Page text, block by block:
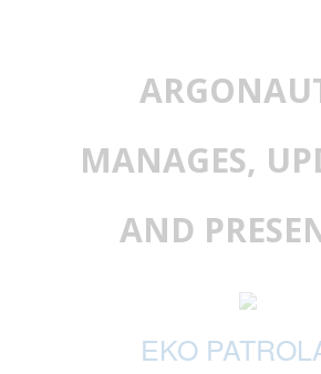
MANAGES,
AND
EKO